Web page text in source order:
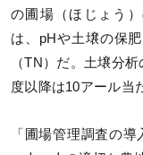
の圃場（ほじょう
は、pHや土壌の保
（TN）だ。土壌分
度以降は10アール当
「圃場管理調査の